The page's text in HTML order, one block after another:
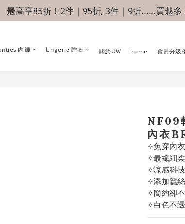
最高享85折！2件｜95折, 3件｜9折......買越多
內褲 Lingerie 睡衣 關於UW home 會員分級
NF09
內衣
✧免穿內衣
✧最纖細
✧涼感科技
✧添加蠶
✧簡約卻
✧白色不